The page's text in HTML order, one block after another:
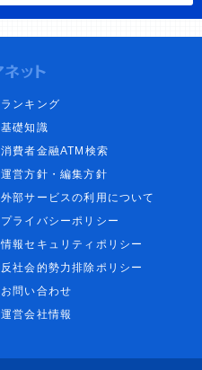
ランキング
基礎知識
消費者金融ATM検索
運営方針・編集方針
外部サービスの利用について
プライバシーポリシー
情報セキュリティポリシー
反社会的勢力排除ポリシー
お問い合わせ
運営会社情報